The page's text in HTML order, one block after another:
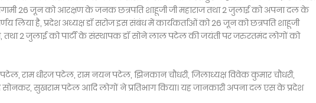
आगामी 26 जून को आरक्षण के जनक छत्रपति शाहूजी जी महाराज तथा 2 जुलाई को अपना दल के
लिया है, प्रदेश अध्यक्ष डॉ सरोज इस संबंध में कार्यकर्ताओं को 26 जून को छत्रपति शाहूजी
तथा 2 जुलाई को पार्टी के संस्थापक डॉ सोने लाल पटेल की जयंती पर जरुरतमंद लोगों को
पटेल, राम धीरज पटेल, राम नयन पटेल, झिनकान चौधरी, जिलाध्यक्ष विवेक कुमार चौधरी,
सोनकर, सुखराम पटेल आदि लोगों ने प्रतिभाग किया। यह जानकारी अपना दल एस के प्रदेश